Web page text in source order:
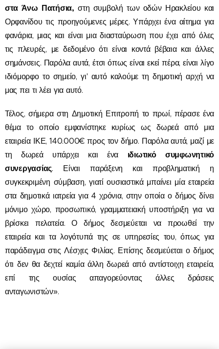
στα Άνω Πατήσια, στη συμβολή των οδών Ηρακλείου και
Ορφανίδου τις προηγούμενες μέρες. Υπάρχει ένα αίτημα για
φανάρια, μιας και είναι μια διασταύρωση που έχει από όλες
τις πλευρές, με δεδομένο ότι είναι κοντά βέβαια και άλλες
σημάνσεις. Παρόλα αυτά, έτσι όπως είναι εκεί πέρα, είναι λίγο
ιδιόμορφο το σημείο, γι' αυτό καλούμε τη δημοτική αρχή να
μας πει τι λέει για αυτό.
Τέλος, σήμερα στη Δημοτική Επιτροπή το πρωί, πέρασε ένα
θέμα το οποίο εμφανίστηκε κυρίως ως δωρεά από μια
εταιρεία ΙΚΕ, 140.000€ προς τον δήμο. Παρόλα αυτά, μαζί με
τη δωρεά υπάρχει και ένα ιδιωτικό συμφωνητικό
συνεργασίας. Είναι παράξενη και προβληματική η
συγκεκριμένη σύμβαση, γιατί ουσιαστικά μπαίνει μία εταιρεία
στα δημοτικά ιατρεία για 4 χρόνια, στην οποία ο δήμος δίνει
μόνιμο χώρο, προσωπικό, γραμματειακή υποστήριξη για να
βρίσκει πελατεία. Ο δήμος δεσμεύεται να προωθεί την
εταιρεία και τα λογότυπά της σε υπηρεσίες του, όπως για
παράδειγμα στις Λέσχες Φιλίας. Επίσης δεσμεύεται ο δήμος
ότι δεν θα δεχτεί καμία άλλη δωρεά από αντίστοιχη εταιρεία,
επί της ουσίας απαγορεύοντας άλλες δράσεις
ανταγωνιστών».